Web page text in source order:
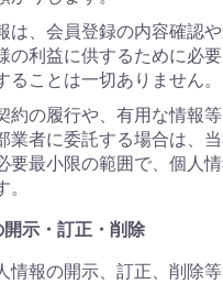
は、会員登録の内容確認
の利益に供するために必要
ることは一切ありません。
約の履行や、有用な情報
業者に委託する場合は、
要最小限の範囲で、個人
示・訂正・削除
情報の開示、訂正、削除